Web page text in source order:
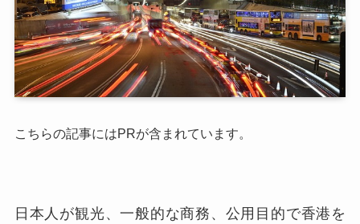
こちらの記事にはPRが含まれています。
日本人が観光、一般的な商務、公用目的で香港を